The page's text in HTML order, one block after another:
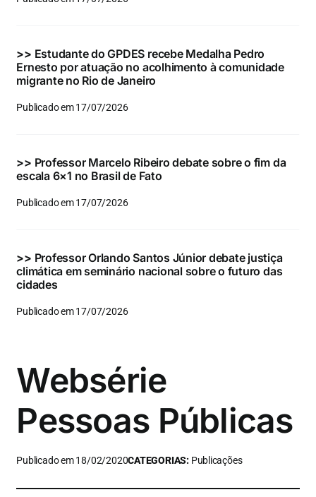
Eventos e Certificados
Buscar
para:
>> Estudante do GPDES recebe Medalha Pedro
Ernesto por atuação no acolhimento à comunidade
migrante no Rio de Janeiro
Publicado em 17/07/2026
>> Professor Marcelo Ribeiro debate sobre o fim da
escala 6×1 no Brasil de Fato
Publicado em 17/07/2026
>> Professor Orlando Santos Júnior debate justiça
climática em seminário nacional sobre o futuro das
cidades
Publicado em 17/07/2026
Websérie
Pessoas Públicas
Publicado em 18/02/2020CATEGORIAS: Publicações